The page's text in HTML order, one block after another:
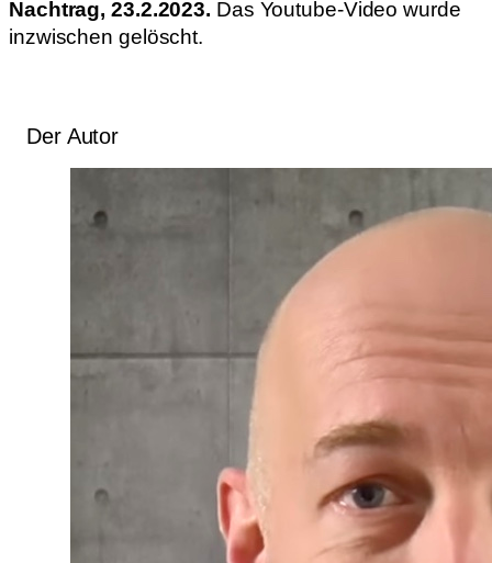
Nachtrag, 23.2.2023. Das Youtube-Video wurde
inzwischen gelöscht.
Der Autor